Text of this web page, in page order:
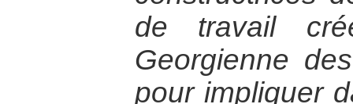
de travail
Georgienne
pour impliquer